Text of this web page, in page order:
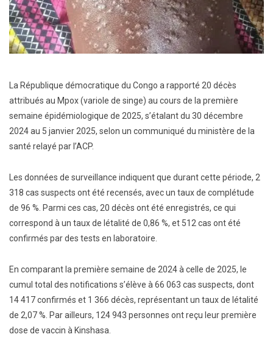
La République démocratique du Congo a rapporté 20 décès
attribués au Mpox (variole de singe) au cours de la première
semaine épidémiologique de 2025, s’étalant du 30 décembre
2024 au 5 janvier 2025, selon un communiqué du ministère de la
santé relayé par l’ACP.
Les données de surveillance indiquent que durant cette période, 2
318 cas suspects ont été recensés, avec un taux de complétude
de 96 %. Parmi ces cas, 20 décès ont été enregistrés, ce qui
correspond à un taux de létalité de 0,86 %, et 512 cas ont été
confirmés par des tests en laboratoire.
En comparant la première semaine de 2024 à celle de 2025, le
cumul total des notifications s’élève à 66 063 cas suspects, dont
14 417 confirmés et 1 366 décès, représentant un taux de létalité
de 2,07 %. Par ailleurs, 124 943 personnes ont reçu leur première
dose de vaccin à Kinshasa.